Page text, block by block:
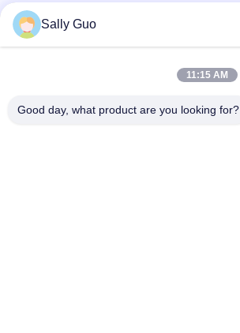
Sally Guo
11:15 AM
Good day, what product are you looking for?